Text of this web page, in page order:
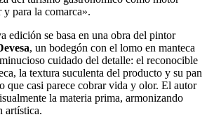
para la comarca».
edición se basa en una obra del pintor
, un bodegón con el lomo en manteca
cuidado del detalle: el reconocible
la textura suculenta del producto y su pan
que casi parece cobrar vida y olor. El autor
la materia prima, armonizando
artística.